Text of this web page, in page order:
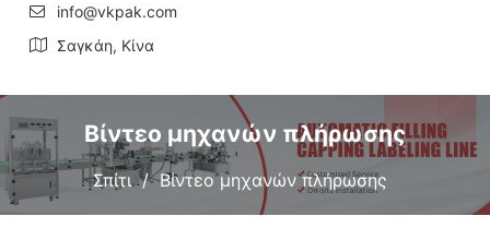
info@vkpak.com
Σαγκάη, Κίνα
Βίντεο μηχανών πλήρωσης
Σπίτι Βίντεο μηχανών πλήρωσης